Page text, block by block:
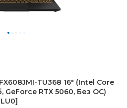
TU368 16" (Intel Core
GeForce RTX 5060, Без ОС)